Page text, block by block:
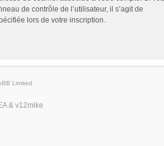
de contrôle de l’utilisateur, il s’agit de
lors de votre inscription.
Limited
& v12mike